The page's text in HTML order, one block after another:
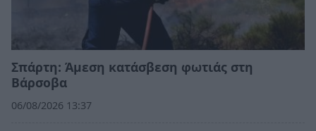
Σπάρτη: Άμεση κατάσβεση φωτιάς στη
Βάρσοβα
06/08/2026 13:37